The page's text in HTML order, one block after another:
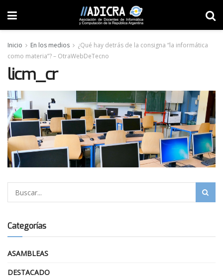
Inicio En los medios
¿Qué hay detrás de la consigna “la informática
como materia”? – OtraWebDeTecno
licm_cr
Categorías
ASAMBLEAS
DESTACADO